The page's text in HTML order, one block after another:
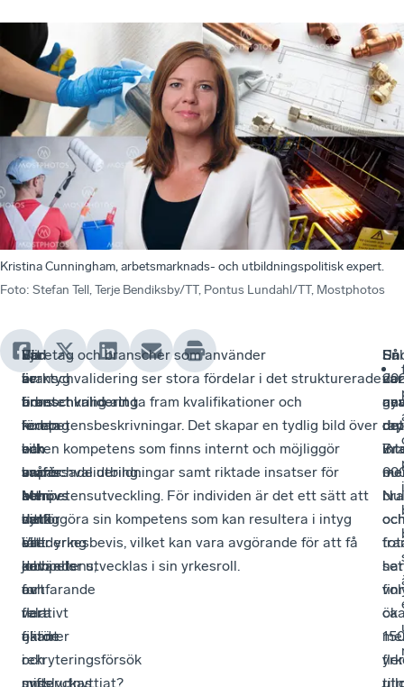
Kristina Cunningham, arbetsmarknads- och utbildningspolitisk expert.
Foto: Stefan Tell, Terje Bendiksby/TT, Pontus Lundahl/TT, Mostphotos
Sju
av
tio
företag
har
svårt
att
hitta
rätt
kompetens,
och
vart
fjärde
rekryteringsförsök
misslyckas.
Ett
verktyg
finns
redan
–
branschvalidering.
Men
varför
är
det
fortfarande
relativt
okänt
och
underutnyttjat?
Vad
är
branschvalidering
–
och
varför
behövs
det?
Validering
används
av
flera
aktörer
i
syfte
Företag och branscher som använder
branschvalidering ser stora fördelar i det strukturerade
arbetet kring att ta fram kvalifikationer och
kompetensbeskrivningar. Det skapar en tydlig bild över
vilken kompetens som finns internt och möjliggör
anpassade utbildningar samt riktade insatser för
kompetensutveckling. För individen är det ett sätt att
synliggöra sin kompetens som kan resultera i intyg
eller yrkesbevis, vilket kan vara avgörande för att få
jobb eller utvecklas i sin yrkesroll.
Så
det
7
ca
150
–
har
i